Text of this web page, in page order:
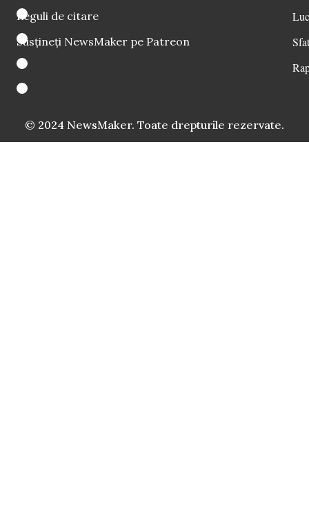
Reguli de citare
Susțineți NewsMaker pe Patreon
© 2024 NewsMaker. Toate drepturile rezervate.